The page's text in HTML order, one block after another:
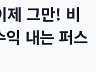
제 그만! 비
내는 퍼스